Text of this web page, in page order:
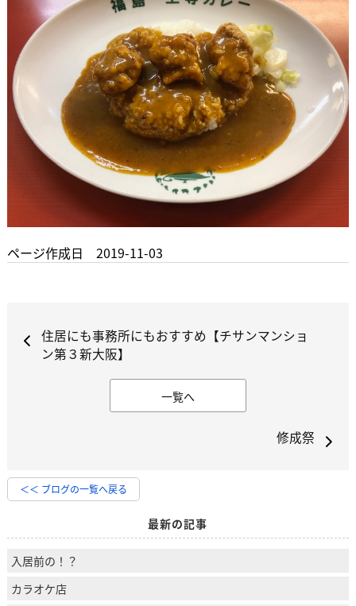
ページ作成日 2019-11-03
住居にも事務所にもおすすめ【チサンマンショ
ン第３新大阪】
一覧へ
修成祭
＜＜ ブログの一覧へ戻る
最新の記事
入居前の！？
カラオケ店